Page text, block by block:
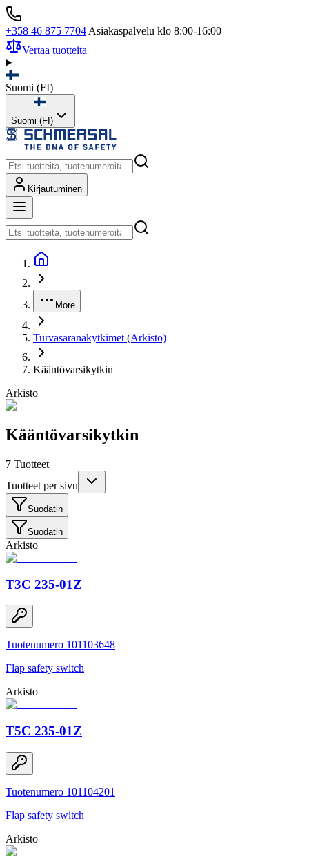
+358 46 875 7704 Asiakaspalvelu klo 8:00-16:00
Vertaa tuotteita
Suomi (FI)
Suomi (FI)
Kirjautuminen
More
Turvasaranakytkimet (Arkisto)
Kääntövarsikytkin
Arkisto
Kääntövarsikytkin
7 Tuotteet
Tuotteet per sivu
Suodatin
Suodatin
Arkisto
T3C 235-01Z
Tuotenumero 101103648
Flap safety switch
Arkisto
T5C 235-01Z
Tuotenumero 101104201
Flap safety switch
Arkisto